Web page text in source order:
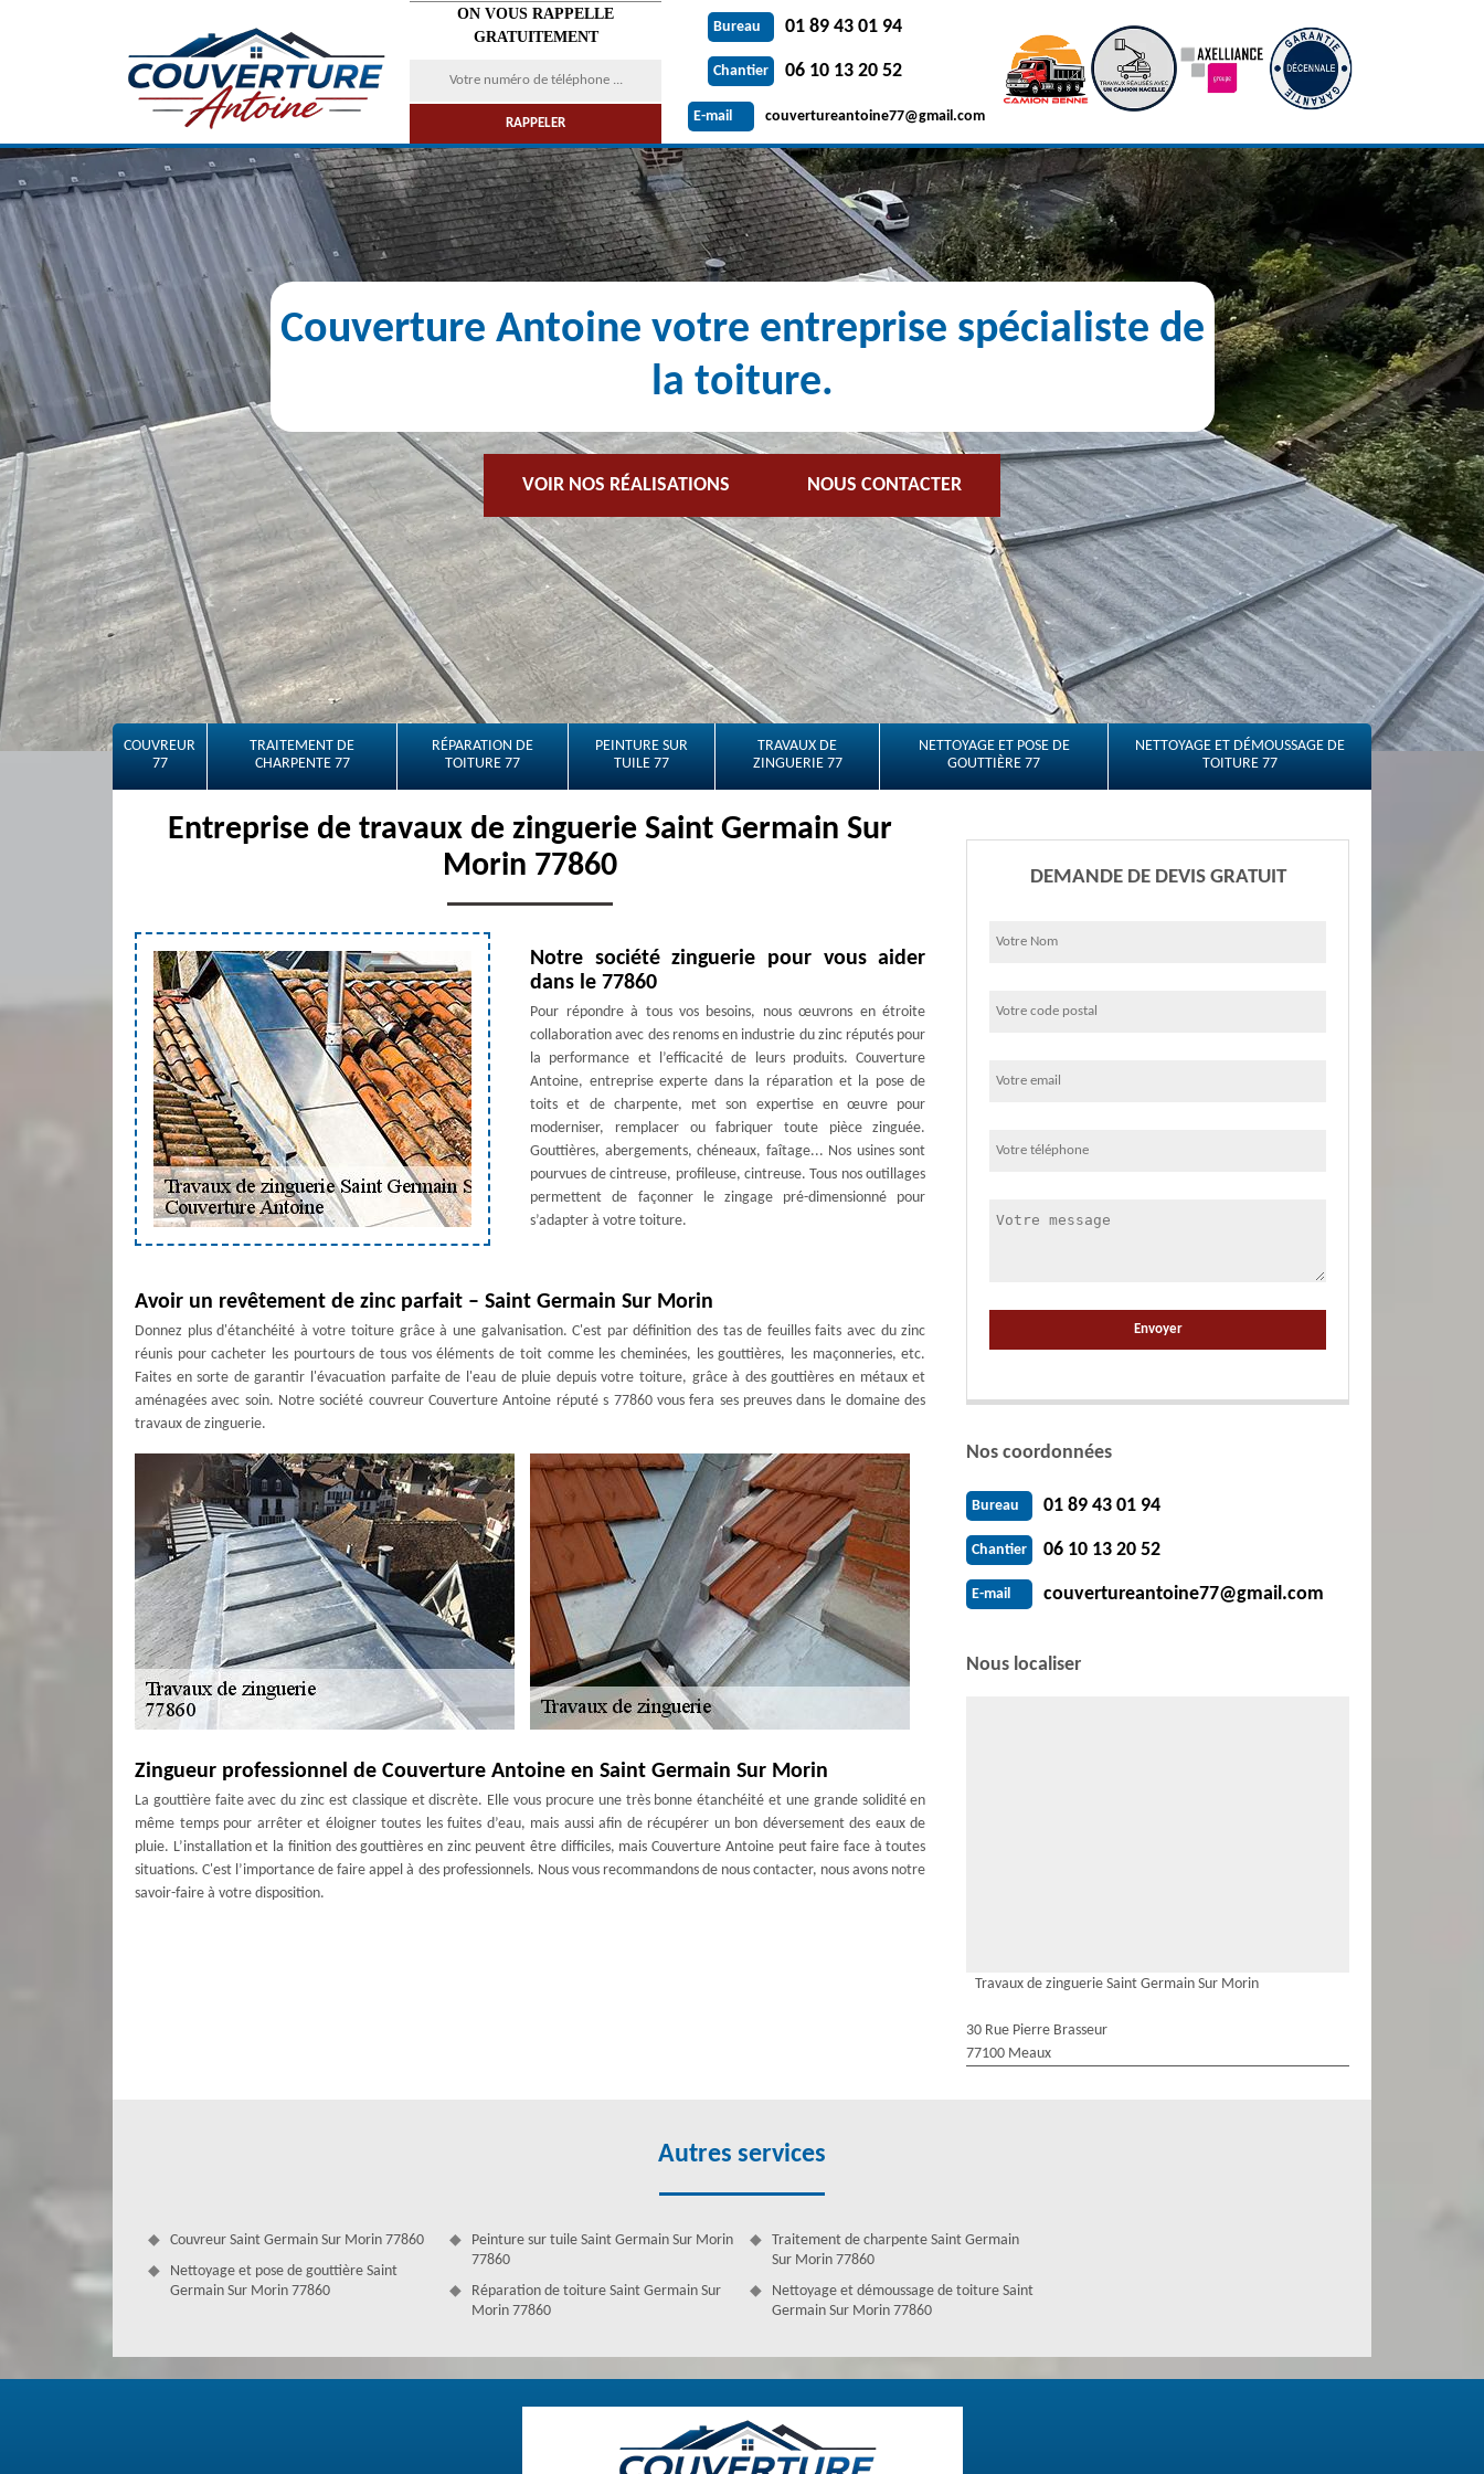
ON VOUS RAPPELLE
GRATUITEMENT
Bureau 01 89 43 01 94
Chantier 06 10 13 20 52
E-mail couvertureantoine77@gmail.com
Couverture Antoine votre entreprise spécialiste de
la toiture.
VOIR NOS RÉALISATIONS NOUS CONTACTER
COUVREUR
77
TRAITEMENT DE
CHARPENTE 77
RÉPARATION DE
TOITURE 77
PEINTURE SUR
TUILE 77
TRAVAUX DE
ZINGUERIE 77
NETTOYAGE ET POSE DE
GOUTTIÈRE 77
NETTOYAGE ET DÉMOUSSAGE DE
TOITURE 77
Entreprise de travaux de zinguerie Saint Germain Sur
Morin 77860
Notre société zinguerie pour vous aider
dans le 77860
Pour répondre à tous vos besoins, nous œuvrons en étroite
collaboration avec des renoms en industrie du zinc réputés pour
la performance et l’efficacité de leurs produits. Couverture
Antoine, entreprise experte dans la réparation et la pose de
toits et de charpente, met son expertise en œuvre pour
moderniser, remplacer ou fabriquer toute pièce zinguée.
Gouttières, abergements, chéneaux, faîtage... Nos usines sont
pourvues de cintreuse, profileuse, cintreuse. Tous nos outillages
permettent de façonner le zingage pré-dimensionné pour
s’adapter à votre toiture.
Avoir un revêtement de zinc parfait – Saint Germain Sur Morin
Donnez plus d'étanchéité à votre toiture grâce à une galvanisation. C'est par définition des tas de feuilles faits avec du zinc
réunis pour cacheter les pourtours de tous vos éléments de toit comme les cheminées, les gouttières, les maçonneries, etc.
Faites en sorte de garantir l'évacuation parfaite de l'eau de pluie depuis votre toiture, grâce à des gouttières en métaux et
aménagées avec soin. Notre société couvreur Couverture Antoine réputé s 77860 vous fera ses preuves dans le domaine des
travaux de zinguerie.
Zingueur professionnel de Couverture Antoine en Saint Germain Sur Morin
La gouttière faite avec du zinc est classique et discrète. Elle vous procure une très bonne étanchéité et une grande solidité en
même temps pour arrêter et éloigner toutes les fuites d’eau, mais aussi afin de récupérer un bon déversement des eaux de
pluie. L’installation et la finition des gouttières en zinc peuvent être difficiles, mais Couverture Antoine peut faire face à toutes
situations. C'est l’importance de faire appel à des professionnels. Nous vous recommandons de nous contacter, nous avons notre
savoir-faire à votre disposition.
Zingueur professionnel de Couverture Antoine
Notre entreprise réalise tous travaux de zinguerie que vous ayez des maisons particulières, des locaux commerciaux ou des
bâtiments communs. Nos artisans peuvent poser tous types de gouttières avec les accessoires nécessaires: crochets, raccords,
DEMANDE DE DEVIS GRATUIT
Nos coordonnées
Bureau 01 89 43 01 94
Chantier 06 10 13 20 52
E-mail couvertureantoine77@gmail.com
Nous localiser
Travaux de zinguerie Saint Germain Sur Morin
30 Rue Pierre Brasseur
77100 Meaux
Autres services
Couvreur Saint Germain Sur Morin 77860
Nettoyage et pose de gouttière Saint
Germain Sur Morin 77860
Peinture sur tuile Saint Germain Sur Morin
77860
Réparation de toiture Saint Germain Sur
Morin 77860
Traitement de charpente Saint Germain
Sur Morin 77860
Nettoyage et démoussage de toiture Saint
Germain Sur Morin 77860